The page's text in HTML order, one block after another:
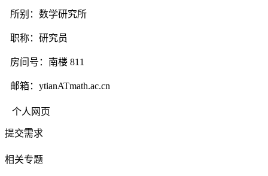
所别：数学研究所
职称：研究员
房间号：南楼 811
邮箱：ytianATmath.ac.cn
个人网页
提交需求
相关专题